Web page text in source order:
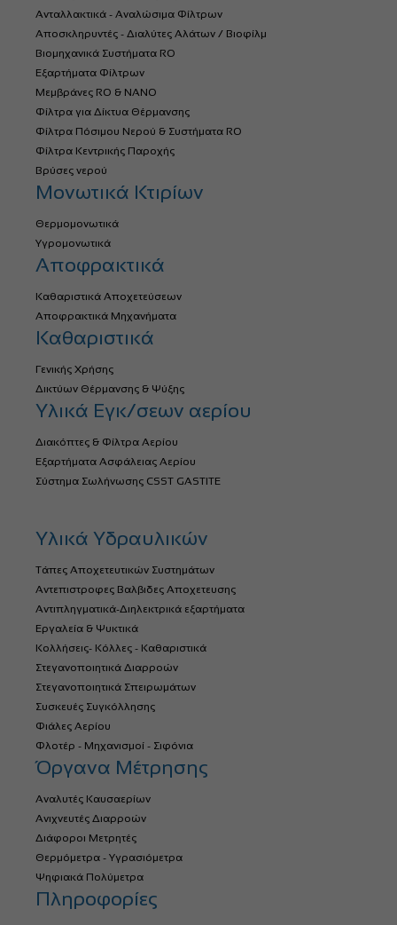
Ανταλλακτικά - Αναλώσιμα Φίλτρων
Αποσκληρυντές - Διαλύτες Αλάτων / Βιοφίλμ
Βιομηχανικά Συστήματα RO
Εξαρτήματα Φίλτρων
Μεμβράνες RO & NANO
Φίλτρα για Δίκτυα Θέρμανσης
Φίλτρα Πόσιμου Νερού & Συστήματα RO
Φίλτρα Κεντρικής Παροχής
Βρύσες νερού
Μονωτικά Κτιρίων
Θερμομονωτικά
Υγρομονωτικά
Αποφρακτικά
Καθαριστικά Αποχετεύσεων
Αποφρακτικά Μηχανήματα
Καθαριστικά
Γενικής Χρήσης
Δικτύων Θέρμανσης & Ψύξης
Υλικά Εγκ/σεων αερίου
Διακόπτες & Φίλτρα Αερίου
Εξαρτήματα Ασφάλειας Αερίου
Σύστημα Σωλήνωσης CSST GASTITE
Υλικά Υδραυλικών
Τάπες Αποχετευτικών Συστημάτων
Αντεπιστροφες Βαλβιδες Αποχετευσης
Αντιπληγματικά-Διηλεκτρικά εξαρτήματα
Εργαλεία & Ψυκτικά
Κολλήσεις- Κόλλες - Καθαριστικά
Στεγανοποιητικά Διαρροών
Στεγανοποιητικά Σπειρωμάτων
Συσκευές Συγκόλλησης
Φιάλες Αερίου
Φλοτέρ - Μηχανισμοί - Σιφόνια
Όργανα Μέτρησης
Αναλυτές Καυσαερίων
Ανιχνευτές Διαρροών
Διάφοροι Μετρητές
Θερμόμετρα - Υγρασιόμετρα
Ψηφιακά Πολύμετρα
Πληροφορίες